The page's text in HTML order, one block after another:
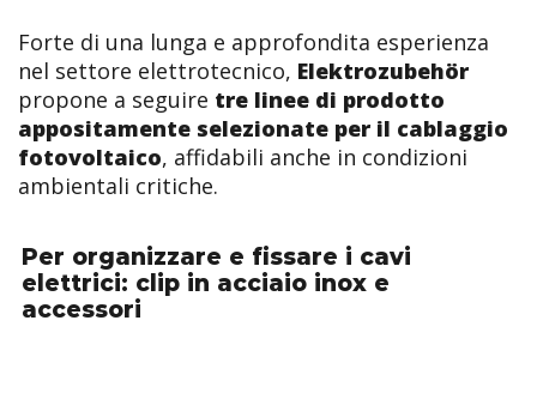
Forte di una lunga e approfondita esperienza
nel settore elettrotecnico, Elektrozubehör
propone a seguire tre linee di prodotto
appositamente selezionate per il cablaggio
fotovoltaico, affidabili anche in condizioni
ambientali critiche.
Per organizzare e fissare i cavi
elettrici: clip in acciaio inox e
accessori